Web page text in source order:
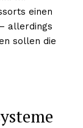
einen
allerdings
sollen die